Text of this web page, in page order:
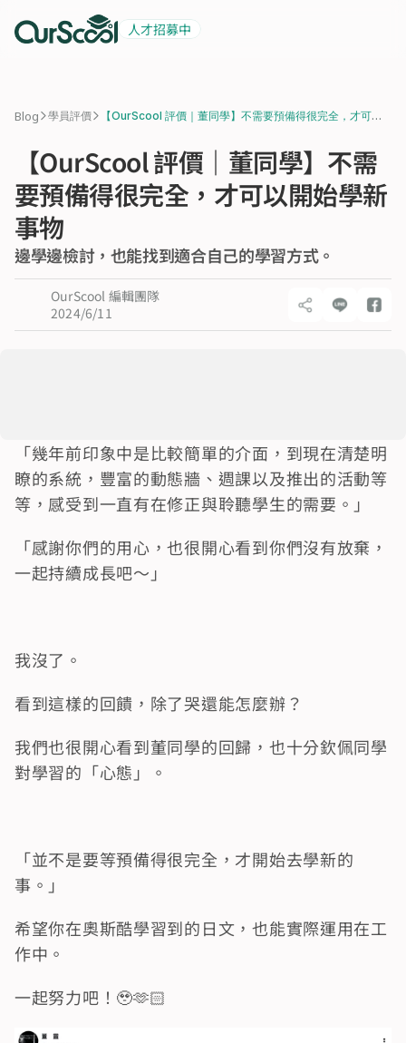
人才招募中
Blog>學員評價>
【OurScool 評價｜董同學】不需要預備得很完全，才可以
【OurScool 評價｜董同學】不需
要預備得很完全，才可以開始學新
事物
邊學邊檢討，也能找到適合自己的學習方式。
OurScool 編輯團隊
2024/6/11
「幾年前印象中是比較簡單的介面，到現在清楚明
瞭的系統，豐富的動態牆、週課以及推出的活動等
等，感受到一直有在修正與聆聽學生的需要。」
「感謝你們的用心，也很開心看到你們沒有放棄，
一起持續成長吧～」
我沒了。
看到這樣的回饋，除了哭還能怎麼辦？
我們也很開心看到董同學的回歸，也十分欽佩同學
對學習的「心態」。
「並不是要等預備得很完全，才開始去學新的
事。」
希望你在奧斯酷學習到的日文，也能實際運用在工
作中。
一起努力吧！🥹🫶🏻